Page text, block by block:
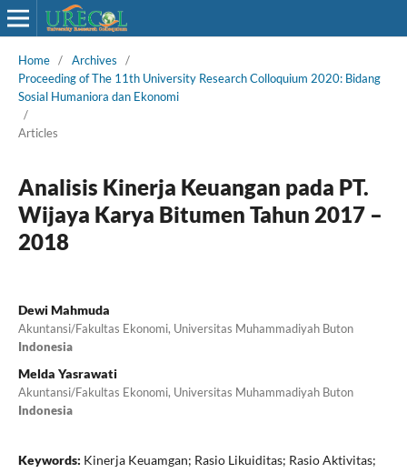
Home / Archives
/
Proceeding of The 11th University Research Colloquium 2020: Bidang
Sosial Humaniora dan Ekonomi
/
Articles
Analisis Kinerja Keuangan pada PT.
Wijaya Karya Bitumen Tahun 2017 –
2018
Dewi Mahmuda
Akuntansi/Fakultas Ekonomi, Universitas Muhammadiyah Buton
Indonesia
Melda Yasrawati
Akuntansi/Fakultas Ekonomi, Universitas Muhammadiyah Buton
Indonesia
Keywords: Kinerja Keuamgan; Rasio Likuiditas; Rasio Aktivitas;